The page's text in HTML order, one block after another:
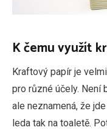
K čemu využít
Kraftový papír je
pro různé účely. Není
ale neznamená, že
leda tak na toaletě.